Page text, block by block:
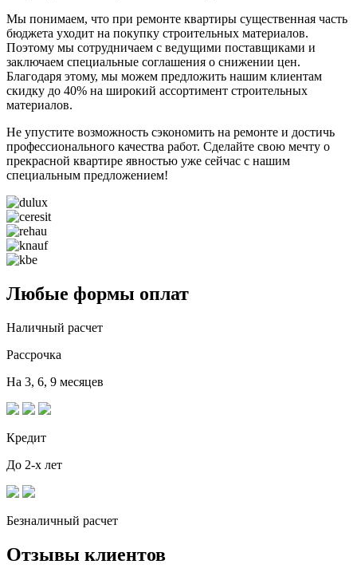
Мы понимаем, что при ремонте квартиры существенная часть
бюджета уходит на покупку строительных материалов.
Поэтому мы сотрудничаем с ведущими поставщиками и
заключаем специальные соглашения о снижении цен.
Благодаря этому, мы можем предложить нашим клиентам
скидку до 40% на широкий ассортимент строительных
материалов.
Не упустите возможность сэкономить на ремонте и достичь
профессионального качества работ. Сделайте свою мечту о
прекрасной квартире явностью уже сейчас с нашим
специальным предложением!
Любые формы оплат
Наличный расчет
Рассрочка
На 3, 6, 9 месяцев
Кредит
До 2-х лет
Безналичный расчет
Отзывы клиентов